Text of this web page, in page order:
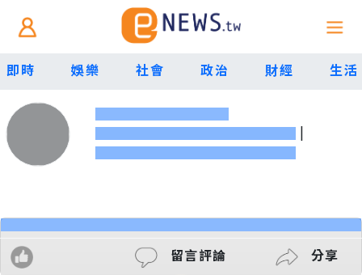
即時 娛樂 社會 政治 財經 生活
|
留言評論 分享